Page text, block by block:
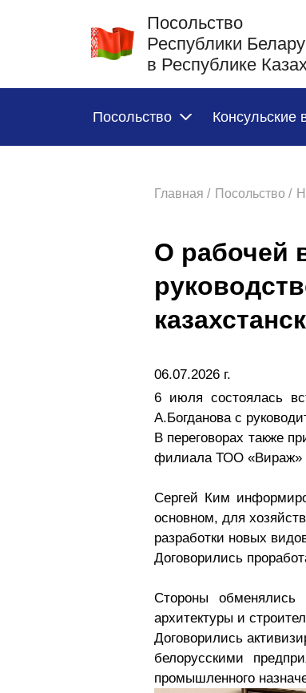
Посольство
Республики
в Республике
Посольство Консульские
Главная / Посольство /
О рабочей
06.07.2026 г.
6 июля состоялась
А.Богданова с
В переговорах также
филиала ТОО «Вираж»
Сергей Ким
основном, для
разработки новых
Договорились
Стороны обменялись
архитектуры и
Договорились
белорусскими
промышленного